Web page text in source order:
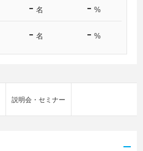
- 名 - %
- 名 - %
説明会・セミナー